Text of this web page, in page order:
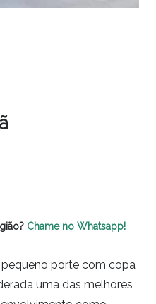
Chame no Whatsapp!
porte com copa
uma das melhores